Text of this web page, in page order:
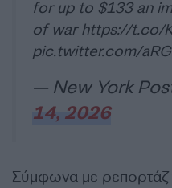
for up to $133 an
of warhttps://t.co/
pic.twitter.com/
— New York
14, 2026
Σύμφωνα με ρεπορτάζ